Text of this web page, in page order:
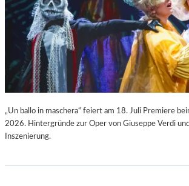
„Un ballo in maschera“ feiert am 18. Juli Premiere
2026. Hintergründe zur Oper von Giuseppe Verdi
Inszenierung.